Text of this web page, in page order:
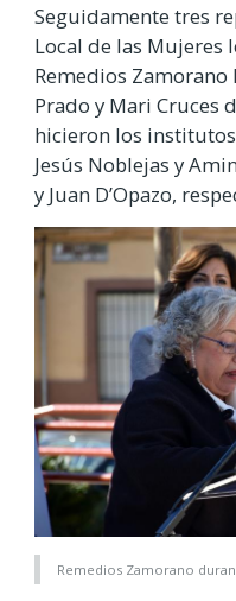
Seguidamente tres
Local de las Mujeres
Remedios Zamorano
Prado y Mari Cruces
hicieron los
Jesús Noblejas y
y Juan D’Opazo,
Remedios Zamorano